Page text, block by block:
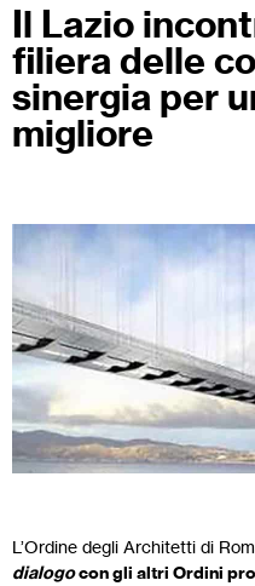
Il Lazio
filiera delle
sinergia per
migliore
L’Ordine degli Architetti di
dialogocon gli altri Ordini